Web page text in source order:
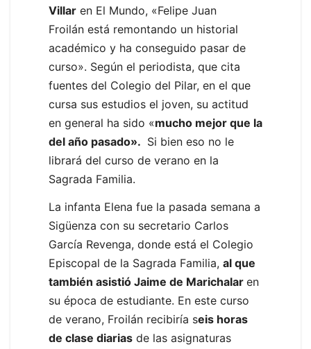
Villar en El Mundo, «Felipe Juan
Froilán está remontando un historial
académico y ha conseguido pasar de
curso». Según el periodista, que cita
fuentes del Colegio del Pilar, en el que
cursa sus estudios el joven, su actitud
en general ha sido «mucho mejor que la
del año pasado». Si bien eso no le
librará del curso de verano en la
Sagrada Familia.
La infanta Elena fue la pasada semana a
Sigüenza con su secretario Carlos
García Revenga, donde está el Colegio
Episcopal de la Sagrada Familia, al que
también asistió Jaime de Marichalar en
su época de estudiante. En este curso
de verano, Froilán recibiría seis horas
de clase diarias de las asignaturas